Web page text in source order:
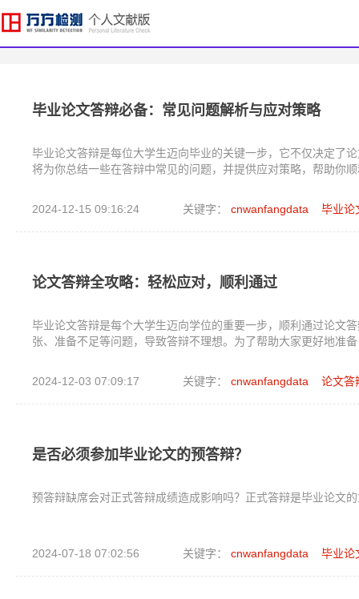
毕业论文答辩必备：常见问题解析与应对策略
毕业论文答辩是每位大学生迈向毕业的关键一步，它不仅决定了
将为你总结一些在答辩中常见的问题，并提供应对策略，帮助你
2024-12-15 09:16:24 关键字： cnwanfangdata 毕业论
论文答辩全攻略：轻松应对，顺利通过
毕业论文答辩是每个大学生迈向学位的重要一步，顺利通过论文
张、准备不足等问题，导致答辩不理想。为了帮助大家更好地准
2024-12-03 07:09:17 关键字： cnwanfangdata 论文答
是否必须参加毕业论文的预答辩？
预答辩缺席会对正式答辩成绩造成影响吗？正式答辩是毕业论文
2024-07-18 07:02:56 关键字： cnwanfangdata 毕业论